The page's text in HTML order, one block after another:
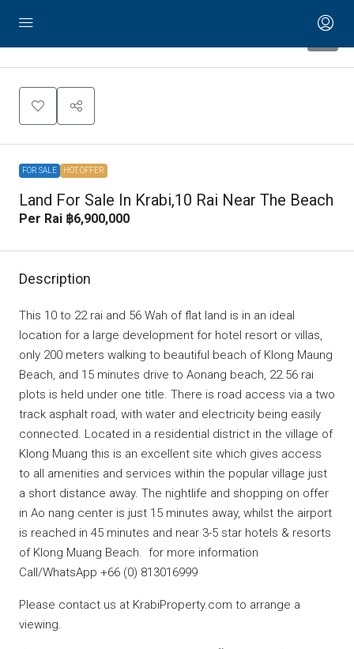
FOR SALE HOT OFFER
Land For Sale In Krabi,10 Rai Near The Beach
Per Rai ฿6,900,000
Description
This 10 to 22 rai and 56 Wah of flat land is in an ideal
location for a large development for hotel resort or villas,
only 200 meters walking to beautiful beach of Klong Maung
Beach, and 15 minutes drive to Aonang beach, 22.56 rai
plots is held under one title. There is road access via a two
track asphalt road, with water and electricity being easily
connected. Located in a residential district in the village of
Klong Muang this is an excellent site which gives access
to all amenities and services within the popular village just
a short distance away. The nightlife and shopping on offer
in Ao nang center is just 15 minutes away, whilst the airport
is reached in 45 minutes and near 3-5 star hotels & resorts
of Klong Muang Beach. for more information
Call/WhatsApp +66 (0) 813016999
Please contact us at KrabiProperty.com to arrange a
viewing.